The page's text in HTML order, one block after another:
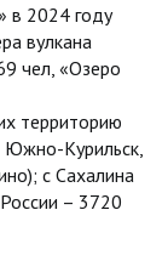
в 2024 году
вулкана
чел, «Озеро
территорию
Южно-Курильск,
с Сахалина
– 3720